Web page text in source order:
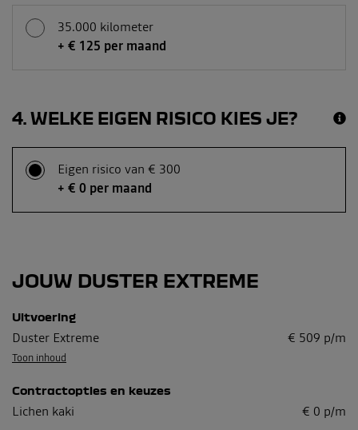
35.000 kilometer
+ € 125 per maand
4 WELKE EIGEN RISICO KIES JE?
Eigen risico van € 300
+ € 0 per maand
JOUW DUSTER EXTREME
Uitvoering
Duster Extreme € 509 p/m
Toon inhoud
Contractopties en keuzes
Lichen kaki € 0 p/m